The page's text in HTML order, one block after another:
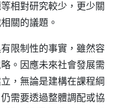
相對研究較少，更少關
關的議題。
制性的事實，雖然容
。因應未來社會發展需
，無論是建構在課程綱
需要透過整體調配或協